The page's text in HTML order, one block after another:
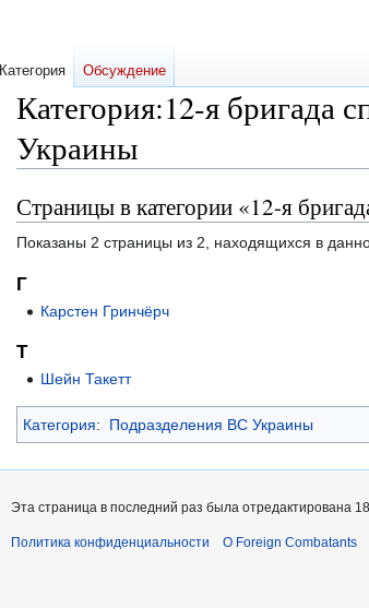
Категория:12-я бригада
Украины
Перейти
к
навигации
Перейти
к
поиску
Страницы в категории «12-я
Показаны 2 страницы из 2, находящихся в
Г
Карстен Гринчёрч
Т
Шейн Такетт
Категория: Подразделения ВС Украины
Категория Обсуждение
Эта страница в последний раз была отредактирована
Политика конфиденциальности О Foreign Combatants